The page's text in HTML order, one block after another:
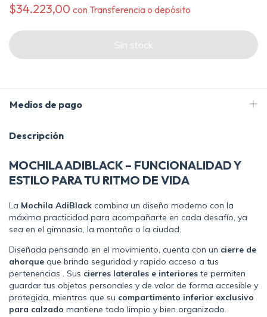
$34.223,00 con Transferencia o depósito
Medios de pago
Descripción
MOCHILA ADIBLACK – FUNCIONALIDAD Y
ESTILO PARA TU RITMO DE VIDA
La Mochila AdiBlack combina un diseño moderno con la
máxima practicidad para acompañarte en cada desafío, ya
sea en el gimnasio, la montaña o la ciudad.
Diseñada pensando en el movimiento, cuenta con un cierre de
ahorque que brinda seguridad y rapido acceso a tus
pertenencias . Sus cierres laterales e interiores te permiten
guardar tus objetos personales y de valor de forma accesible y
protegida, mientras que su compartimento inferior exclusivo
para calzado mantiene todo limpio y bien organizado.